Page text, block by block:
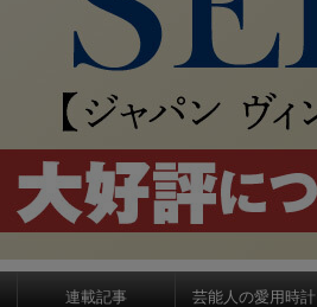
連載記事 芸能人の愛用時計